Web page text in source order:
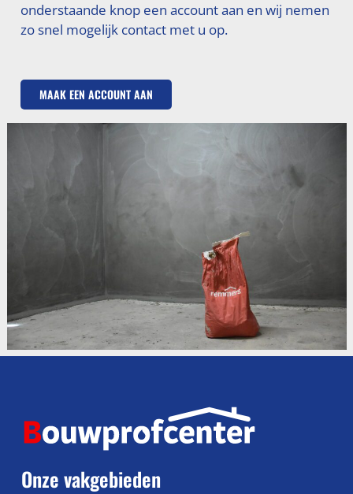
onderstaande knop een account aan en wij nemen
zo snel mogelijk contact met u op.
MAAK EEN ACCOUNT AAN
Onze vakgebieden